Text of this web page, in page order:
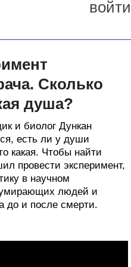
войти
Сколько
душа?
и биолог Дункан
есть ли у души
какая. Чтобы найти
провести эксперимент,
в научном
людей и
до и после смерти.